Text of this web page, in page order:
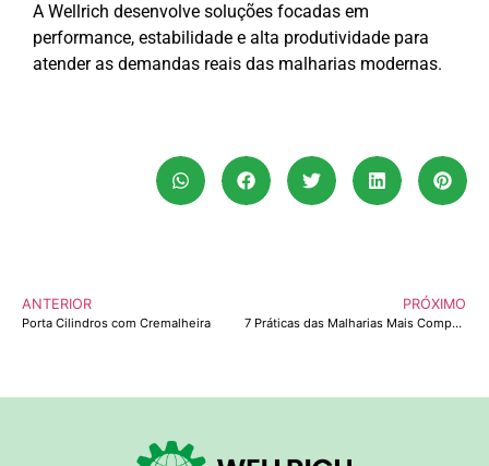
A Wellrich desenvolve soluções focadas em
performance, estabilidade e alta produtividade para
atender as demandas reais das malharias modernas.
ANTERIOR
Porta Cilindros com Cremalheira
PRÓXIMO
7 Práticas das Malharias Mais Competitivas do Brasil